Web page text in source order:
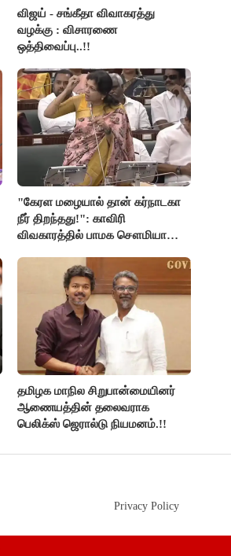
விஜய் - சங்கீதா விவாகரத்து
வழக்கு : விசாரணை
ஒத்திவைப்பு..!!
"கேரள மழையால் தான் கர்நாடகா
நீர் திறந்தது!": காவிரி
விவகாரத்தில் பாமக சௌமியா
தமிழக மாநில சிறுபான்மையினர்
ஆணையத்தின் தலைவராக
பெலிக்ஸ் ஜெரால்டு நியமனம்.!!
Privacy Policy